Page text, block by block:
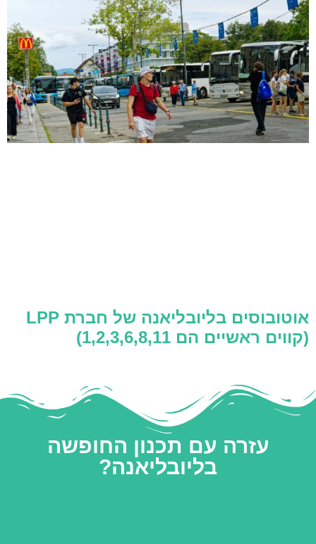
אוטובוסים בליובליאנה של חברת LPP
(קווים ראשיים הם 1,2,3,6,8,11)
עזרה עם תכנון החופשה
בליובליאנה?